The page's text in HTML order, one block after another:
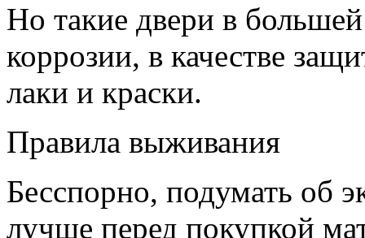
Но такие двери в
коррозии, в качестве
лаки и краски.
Правила выживания
Бесспорно, подумать об
лучше перед покупкой